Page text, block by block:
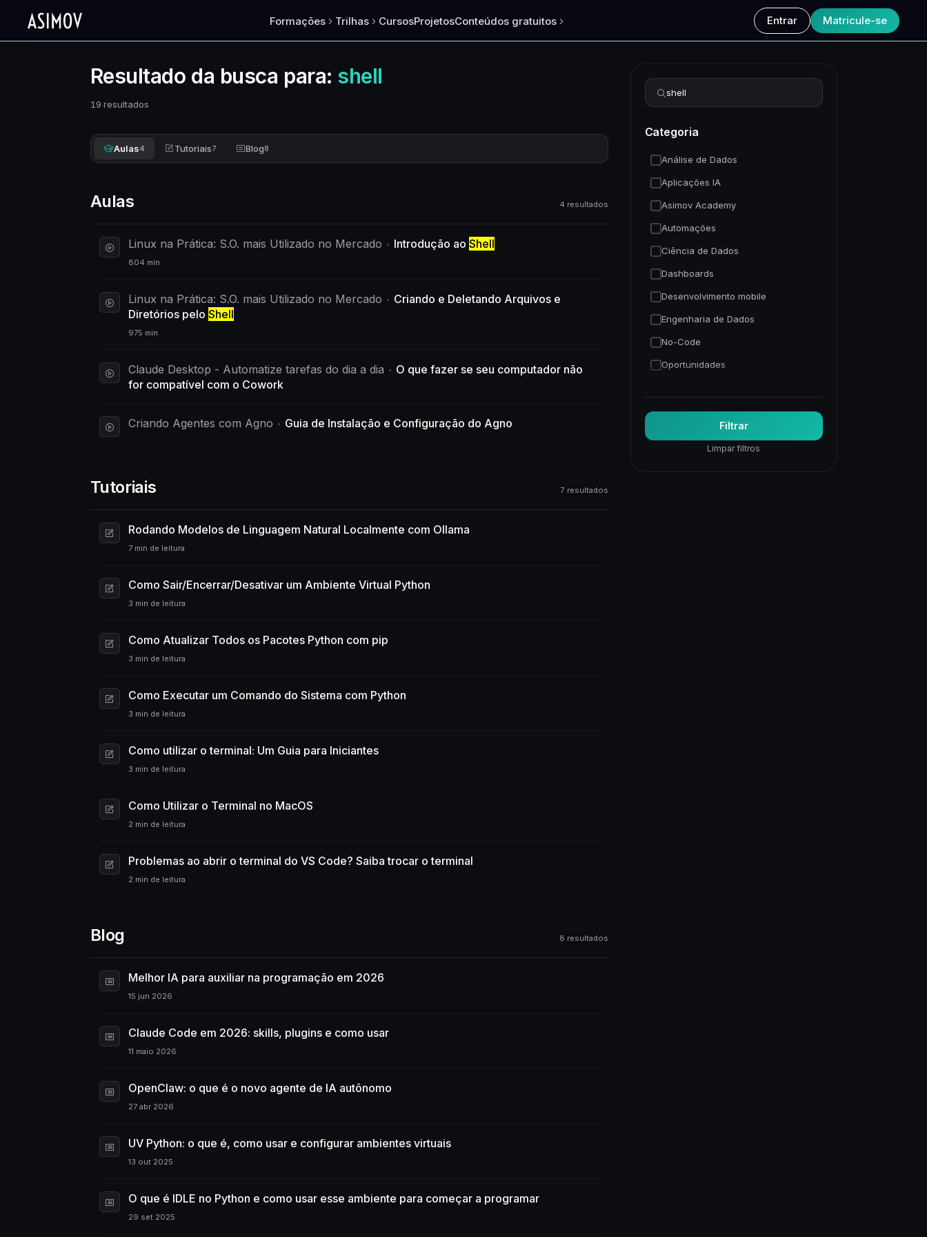
Formações Trilhas CursosProjetosConteúdos gratuitos Entrar Matricule-se
Resultado da busca para: shell
19 resultados
Aulas4 Tutoriais7 Blog8
Aulas 4 resultados
Linux na Prática: S.O. mais Utilizado no Mercado Introdução ao Shell
804 min
Linux na Prática: S.O. mais Utilizado no Mercado
Criando e Deletando Arquivos e
Diretórios pelo Shell
975 min
Claude Desktop - Automatize tarefas do dia a dia
O que fazer se seu computador não
for compatível com o Cowork
Criando Agentes com Agno Guia de Instalação e Configuração do Agno
Tutoriais 7 resultados
Rodando Modelos de Linguagem Natural Localmente com Ollama
7 min de leitura
Como Sair/Encerrar/Desativar um Ambiente Virtual Python
3 min de leitura
Como Atualizar Todos os Pacotes Python com pip
3 min de leitura
Como Executar um Comando do Sistema com Python
3 min de leitura
Como utilizar o terminal: Um Guia para Iniciantes
3 min de leitura
Como Utilizar o Terminal no MacOS
2 min de leitura
Problemas ao abrir o terminal do VS Code? Saiba trocar o terminal
2 min de leitura
Blog 8 resultados
Melhor IA para auxiliar na programação em 2026
15 jun 2026
Claude Code em 2026: skills, plugins e como usar
11 maio 2026
OpenClaw: o que é o novo agente de IA autônomo
27 abr 2026
UV Python: o que é, como usar e configurar ambientes virtuais
13 out 2025
O que é IDLE no Python e como usar esse ambiente para começar a programar
29 set 2025
Refinar busca
Categoria
Análise de Dados
Aplicações IA
Asimov Academy
Automações
Ciência de Dados
Dashboards
Desenvolvimento mobile
Engenharia de Dados
No-Code
Oportunidades
Trading Quantitativo
Visão Computacional
Visualização de Dados
Filtrar
Limpar filtros